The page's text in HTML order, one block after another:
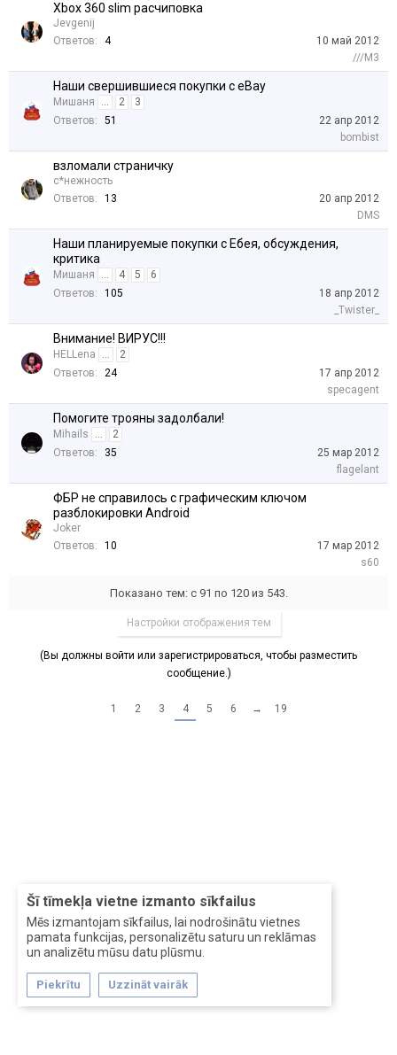
Šī tīmekļa vietne izmanto sīkfailus
Mēs izmantojam sīkfailus, lai nodrošinātu vietnes
pamata funkcijas, personalizētu saturu un reklāmas
un analizētu mūsu datu plūsmu.
Piekrītu Uzzināt vairāk
Xbox 360 slim расчиповкa
Jevgenij
Ответов:
4
10 май 2012
///M3
Наши свершившиеся покупки с eBay
Мишаня ... 2
3
Ответов:
51
22 апр 2012
bombist
взломали страничку
с*нежность
Ответов:
13
20 апр 2012
DMS
Наши планируемые покупки с Ебея, обсуждения,
критика
Мишаня ... 4 5
6
Ответов:
105
18 апр 2012
_Twister_
Внимание! ВИРУС!!!
HELLena ...
2
Ответов:
24
17 апр 2012
specagent
Помогите трояны задолбали!
Mihails ...
2
Ответов:
35
25 мар 2012
flagelant
ФБР не справилось с графическим ключом
разблокировки Android
Joker
Ответов:
10
17 мар 2012
s60
Показано тем: с 91 по 120 из 543.
Настройки отображения тем
(Вы должны войти или зарегистрироваться, чтобы разместить
сообщение.)
1 2 3 4 5 6 → 19